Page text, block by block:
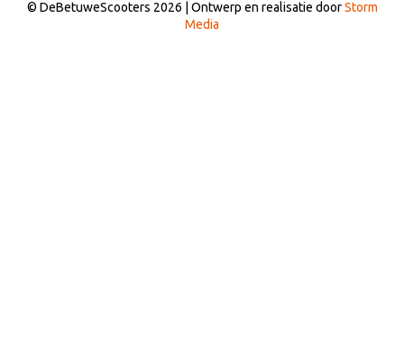
© DeBetuweScooters 2026 | Ontwerp en realisatie doorStorm
Media